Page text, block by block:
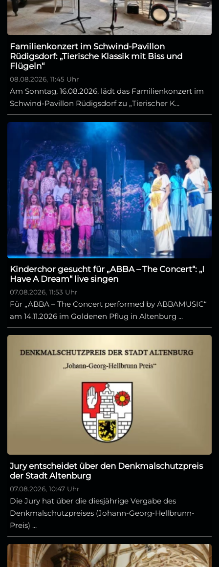
Familienkonzert im Schwind-Pavillon
Rüdigsdorf: „Tierische Klassik mit Biss und
Flügeln“
08.08.2026, 11:45 Uhr
Am Sonntag, 16.08.2026, lädt das Familienkonzert im
Schwind-Pavillon Rüdigsdorf zu „Tierischer K...
Kinderchor gesucht für „ABBA – The Concert“: „I
Have A Dream“ live singen
07.08.2026, 11:53 Uhr
Für „ABBA – The Concert performed by ABBAMUSIC“
am 14.11.2026 im Goldenen Pflug in Altenburg ...
Jury entscheidet über den Denkmalschutzpreis
der Stadt Altenburg
07.08.2026, 10:47 Uhr
Die Jury hat über die diesjährige Vergabe des
Denkmalschutzpreises (Johann-Georg-Hellbrunn-
Preis) ...